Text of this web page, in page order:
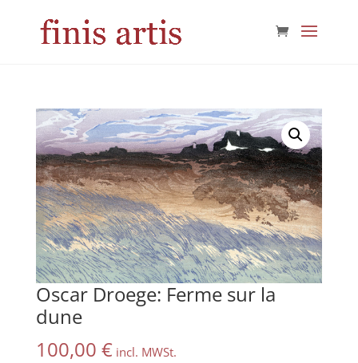
Oscar Droege: Ferme sur la
dune
100,00 € incl. MWSt.